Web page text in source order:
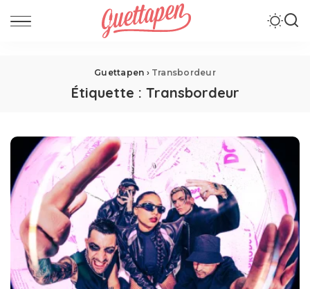
Guettapen › Transbordeur
Étiquette : Transbordeur